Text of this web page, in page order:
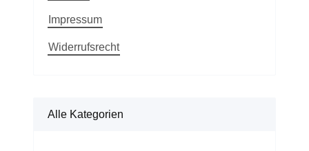
Impressum
Widerrufsrecht
Alle Kategorien